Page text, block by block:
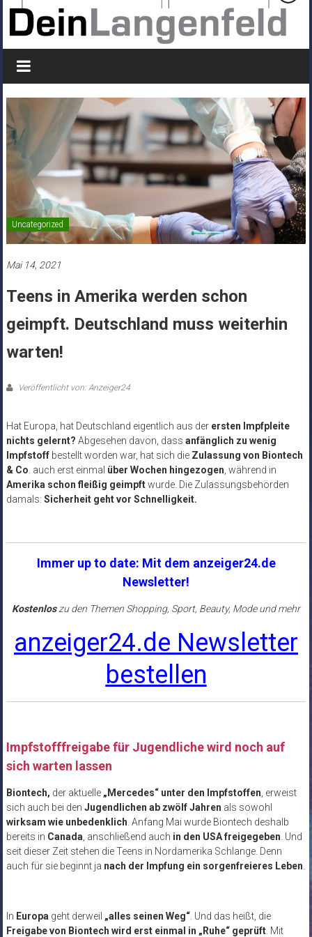
Uncategorized
Mai 14, 2021
Teens in Amerika werden schon
geimpft. Deutschland muss weiterhin
warten!
Veröffentlicht von: Anzeiger24
Hat Europa, hat Deutschland eigentlich aus der ersten Impfpleite
nichts gelernt? Abgesehen davon, dass anfänglich zu wenig
Impfstoffbestellt worden war, hat sich die Zulassung von Biontech
& Co. auch erst einmal über Wochen hingezogen, während in
Amerika schon fleißig geimpftwurde. Die Zulassungsbehörden
damals: Sicherheit geht vor Schnelligkeit.
Immer up to date: Mit dem anzeiger24.de
Newsletter!
Kostenloszu den Themen Shopping, Sport, Beauty, Mode und mehr
anzeiger24.de Newsletter
bestellen
Impfstofffreigabe für Jugendliche wird noch auf
sich warten lassen
Biontech, der aktuelle „Mercedes“ unter den Impfstoffen, erweist
sich auch bei den Jugendlichen ab zwölf Jahren als sowohl
wirksam wie unbedenklich. Anfang Mai wurde Biontech deshalb
bereits in Canada, anschließend auch in den USA freigegeben. Und
seit dieser Zeit stehen die Teens in Nordamerika Schlange. Denn
auch für sie beginnt ja nach der Impfung ein sorgenfreieres Leben.
In Europageht derweil „alles seinen Weg“. Und das heißt, die
Freigabe von Biontech wird erst einmal in „Ruhe“ geprüft. Mit